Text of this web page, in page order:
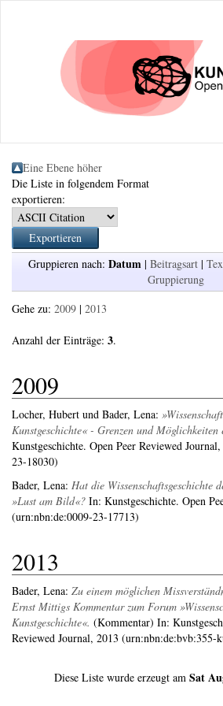
Eine Ebene höher
Die Liste in folgendem Format
exportieren:
Gruppieren nach: Datum | Beitragsart |
Gruppierung
Gehe zu: 2009 | 2013
Anzahl der Einträge: 3.
2009
Locher, Hubert und Bader, Lena:
Kunstgeschichte« - Grenzen und Möglichkeiten
Kunstgeschichte. Open Peer Reviewed
23-18030)
Bader, Lena: Hat die Wissenschaftsgeschichte
»Lust am Bild«? In: Kunstgeschichte. Open
(urn:nbn:de:0009-23-17713)
2013
Bader, Lena: Zu einem möglichen
Ernst Mittigs Kommentar zum Forum
Kunstgeschichte«. (Kommentar) In:
Reviewed Journal, 2013 (urn:nbn:de:bvb:355-
Diese Liste wurde erzeugt am Sat